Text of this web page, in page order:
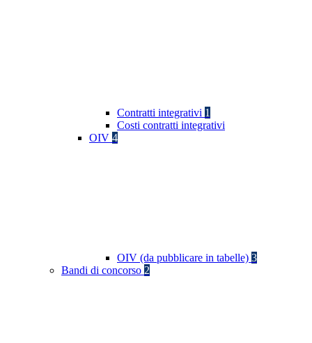
Contratti integrativi 1
Costi contratti integrativi
OIV 4
OIV (da pubblicare in tabelle) 3
Bandi di concorso 2